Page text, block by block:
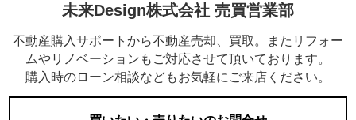
未来Design株式会社 売買営業部
不動産購入サポートから不動産売却、買取。またリフォー
ムやリノベーションもご対応させて頂いております。
購入時のローン相談などもお気軽にご来店ください。